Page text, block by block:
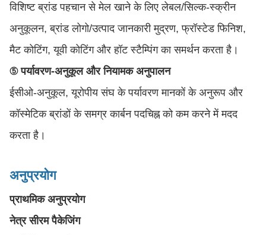
विशिष्ट ब्रांड पहचान से मेल खाने के लिए लेबल/सिल्क-स्क्रीन
अनुकूलन, ब्रांड लोगो/उत्पाद जानकारी मुद्रण, फ्रॉस्टेड फिनिश,
मैट कोटिंग, यूवी कोटिंग और हॉट स्टैम्पिंग का समर्थन करता है।
⑤ पर्यावरण-अनुकूल और नियामक अनुपालन
ईसीओ-अनुकूल, यूरोपीय संघ के पर्यावरण मानकों के अनुरूप और
कॉस्मेटिक ब्रांडों के समग्र कार्बन पदचिह्न को कम करने में मदद
करता है।
अनुप्रयोग
प्राथमिक अनुप्रयोग
नेत्र सीरम पैकेजिंग